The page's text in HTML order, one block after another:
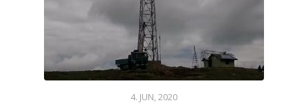
4. JUN, 2020